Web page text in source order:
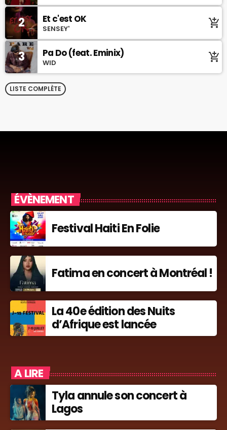
2 Et c'est OK
SENSEY' add_shopping_cart
3 Pa Do (feat. Eminix)
WID add_shopping_cart
LISTE COMPLÈTE
ÉVÈNEMENT
Festival Haiti En Folie
Fatima en concert à Montréal !
La 40e édition des Nuits
d’Afrique est lancée
A LIRE
Tyla annule son concert à
Lagos